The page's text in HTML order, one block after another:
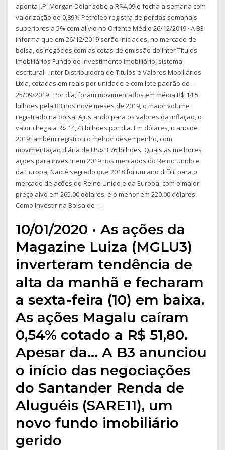
aponta J.P. Morgan Dólar sobe a R$4,09 e fecha a semana com
valorização de 0,89% Petróleo registra de perdas semanais
superiores a 5% com alívio no Oriente Médio 26/12/2019 · A B3
informa que em 26/12/2019 serão iniciados, no mercado de
bolsa, os negócios com as cotas de emissão do Inter Títulos
Imobiliários Fundo de Investimento Imobiliário, sistema
escritural - Inter Distribuidora de Titulos e Valores Mobiliários
Ltda, cotadas em reais por unidade e com lote padrão de …
25/09/2019 · Por dia, foram movimentados em média R$ 14,5
bilhões pela B3 nos nove meses de 2019, o maior volume
registrado na bolsa. Ajustando para os valores da inflação, o
valor chega a R$ 14,73 bilhões por dia. Em dólares, o ano de
2019 também registrou o melhor desempenho, com
movimentação diária de US$ 3,76 bilhões. Quais as melhores
ações para investir em 2019 nos mercados do Reino Unido e
da Europa; Não é segredo que 2018 foi um ano difícil para o
mercado de ações do Reino Unido e da Europa. com o maior
preço alvo em 265.00 dólares, e o menor em 220.00 dólares.
Como Investir na Bolsa de …
10/01/2020 · As ações da
Magazine Luiza (MGLU3)
inverteram tendência de
alta da manhã e fecharam
a sexta-feira (10) em baixa.
As ações Magalu caíram
0,54% cotado a R$ 51,80.
Apesar da… A B3 anunciou
o início das negociações
do Santander Renda de
Aluguéis (SARE11), um
novo fundo imobiliário
gerido